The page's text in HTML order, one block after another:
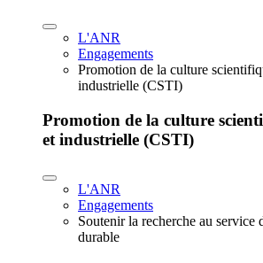
L'ANR
Engagements
Promotion de la culture
industrielle (CSTI)
Promotion de la culture
et industrielle (CSTI)
L'ANR
Engagements
Soutenir la recherche au service
durable